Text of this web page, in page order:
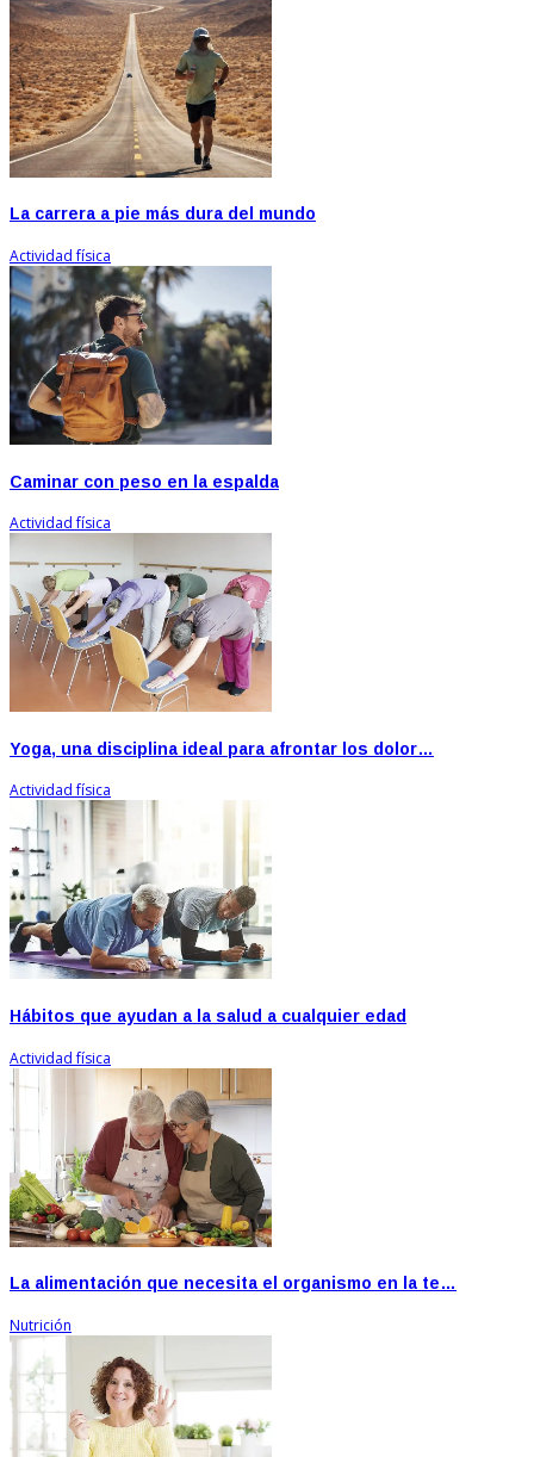
La carrera a pie más dura del mundo
Actividad física
Caminar con peso en la espalda
Actividad física
Yoga, una disciplina ideal para afrontar los dolor…
Actividad física
Hábitos que ayudan a la salud a cualquier edad
Actividad física
La alimentación que necesita el organismo en la te…
Nutrición